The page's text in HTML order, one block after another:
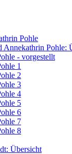
Pohle
Annekathrin Pohle:
- vorgestellt
1
2
3
4
5
6
7
8
Übersicht